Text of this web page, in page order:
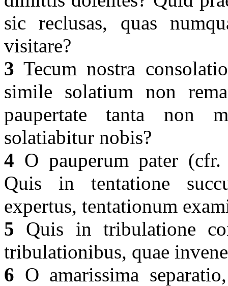
sic reclusas, quas
visitare?
3 Tecum nostra
simile solatium non
paupertate tanta non
solatiabitur nobis?
4 O pauperum pater
Quis in tentatione
expertus, tentationum
5 Quis in tribulatione
tribulationibus, quae
6 O amarissima